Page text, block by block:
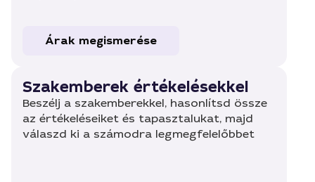
Árak megismerése
Szakemberek értékelésekkel
Beszélj a szakemberekkel, hasonlítsd össze
az értékeléseiket és tapasztalukat, majd
válaszd ki a számodra legmegfelelőbbet